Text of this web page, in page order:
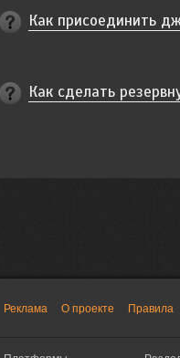
Как присоединить
Как сделать
Реклама О проекте Правила